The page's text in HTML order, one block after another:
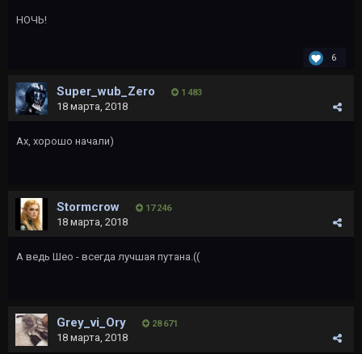
НОЧЬ!
6
Super_wub_Zero 1 483
18 марта, 2018
Ах, хорошо начали)
Stormcrow 17 246
18 марта, 2018
А ведь Шео - всегда лучшая путана.((
Grey_vi_Ory 28 671
18 марта, 2018